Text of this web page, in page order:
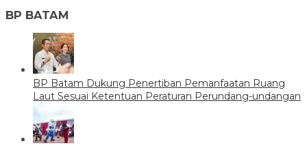
BP BATAM
BP Batam Dukung Penertiban Pemanfaatan Ruang
Laut Sesuai Ketentuan Peraturan Perundang-undangan